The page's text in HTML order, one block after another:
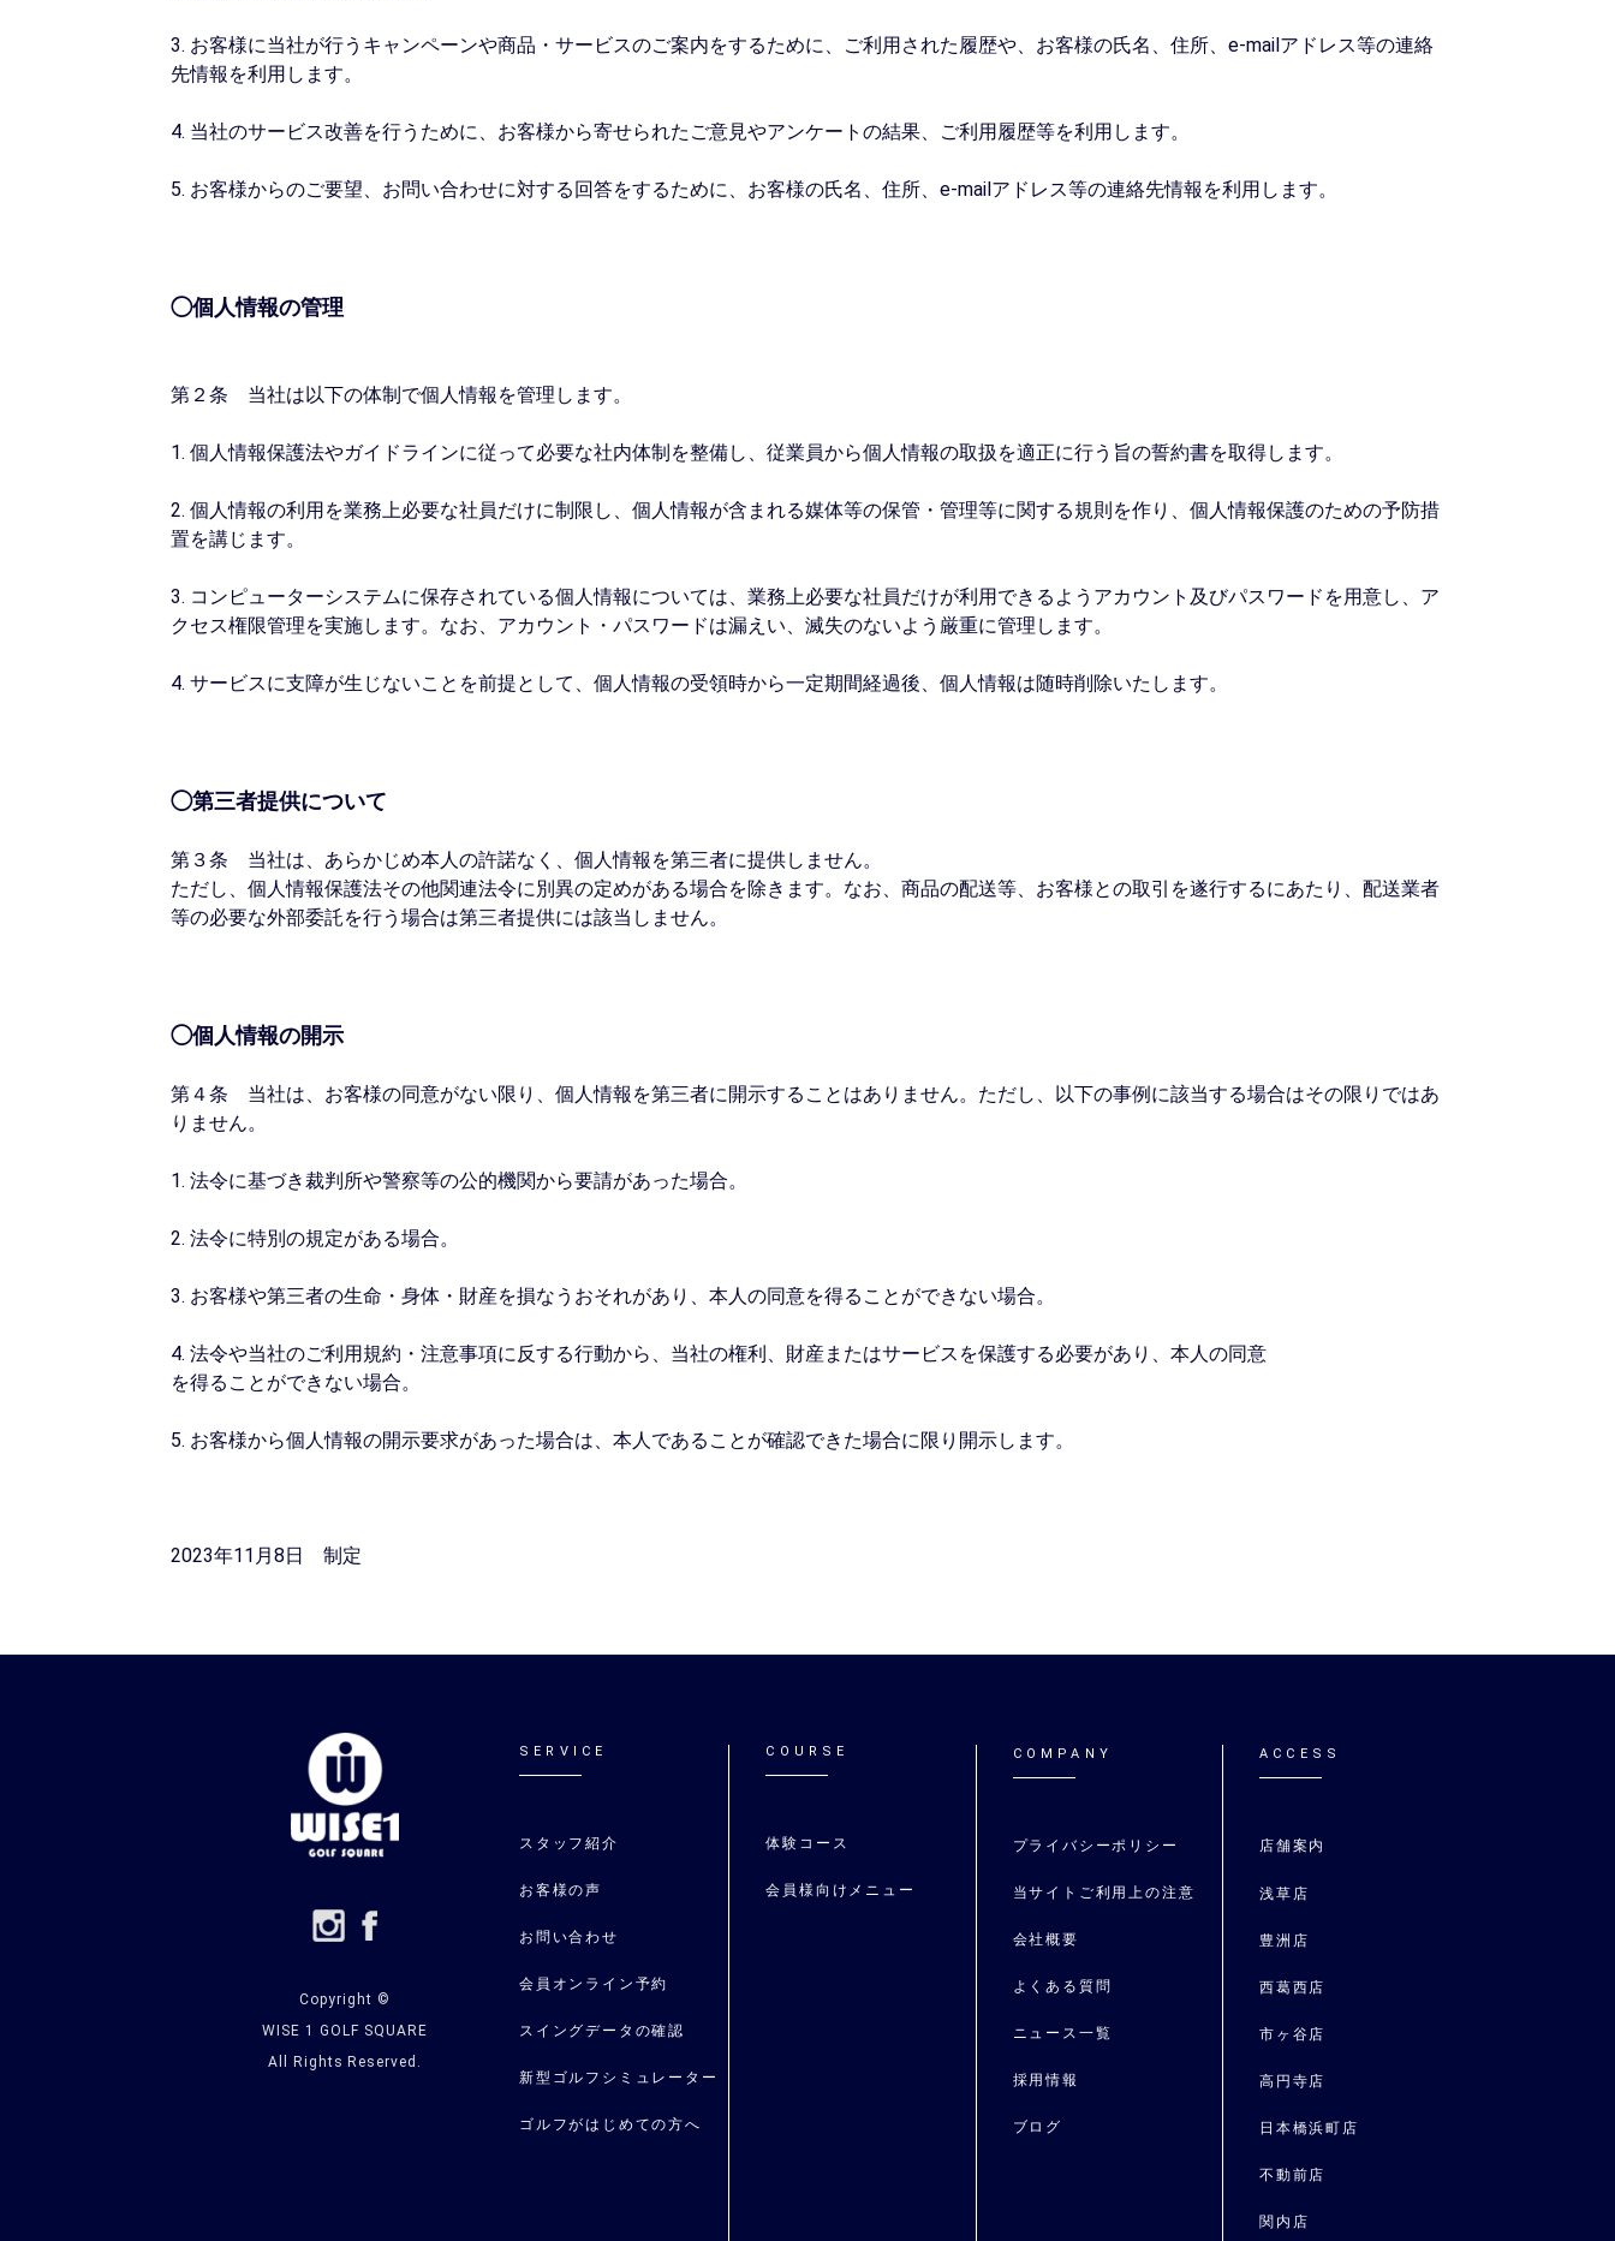
3. お客様に当社が行うキャンペーンや商品・サービスのご案内をするために、ご利用された履歴や、お客様の氏名、住所、e-mailアドレス等の連絡
先情報を利用します。
4. 当社のサービス改善を行うために、お客様から寄せられたご意見やアンケートの結果、ご利用履歴等を利用します。
5. お客様からのご要望、お問い合わせに対する回答をするために、お客様の氏名、住所、e-mailアドレス等の連絡先情報を利用します。
◯個人情報の管理
第２条 当社は以下の体制で個人情報を管理します。
1. 個人情報保護法やガイドラインに従って必要な社内体制を整備し、従業員から個人情報の取扱を適正に行う旨の誓約書を取得します。
2. 個人情報の利用を業務上必要な社員だけに制限し、個人情報が含まれる媒体等の保管・管理等に関する規則を作り、個人情報保護のための予防措
置を講じます。
3. コンピューターシステムに保存されている個人情報については、業務上必要な社員だけが利用できるようアカウント及びパスワードを用意し、ア
クセス権限管理を実施します。なお、アカウント・パスワードは漏えい、滅失のないよう厳重に管理します。
4. サービスに支障が生じないことを前提として、個人情報の受領時から一定期間経過後、個人情報は随時削除いたします。
◯第三者提供について
第３条 当社は、あらかじめ本人の許諾なく、個人情報を第三者に提供しません。
ただし、個人情報保護法その他関連法令に別異の定めがある場合を除きます。なお、商品の配送等、お客様との取引を遂行するにあたり、配送業者
等の必要な外部委託を行う場合は第三者提供には該当しません。
◯個人情報の開示
第４条 当社は、お客様の同意がない限り、個人情報を第三者に開示することはありません。ただし、以下の事例に該当する場合はその限りではあ
りません。
1. 法令に基づき裁判所や警察等の公的機関から要請があった場合。
2. 法令に特別の規定がある場合。
3. お客様や第三者の生命・身体・財産を損なうおそれがあり、本人の同意を得ることができない場合。
4. 法令や当社のご利用規約・注意事項に反する行動から、当社の権利、財産またはサービスを保護する必要があり、本人の同意
を得ることができない場合。
5. お客様から個人情報の開示要求があった場合は、本人であることが確認できた場合に限り開示します。
2023年11月8日 制定
Copyright ©
WISE 1 GOLF SQUARE
All Rights Reserved.
SERVICE
スタッフ紹介
お客様の声
お問い合わせ
会員オンライン予約
スイングデータの確認
新型ゴルフシミュレーター
ゴルフがはじめての⽅へ
COURSE
体験コース
会員様向けメニュー
COMPANY
プライバシーポリシー
当サイトご利用上の注意
会社概要
よくある質問
ニュース一覧
採用情報
ブログ
ACCESS
店舗案内
浅草店
豊洲店
⻄葛⻄店
市ヶ谷店
高円寺店
日本橋浜町店
不動前店
関内店